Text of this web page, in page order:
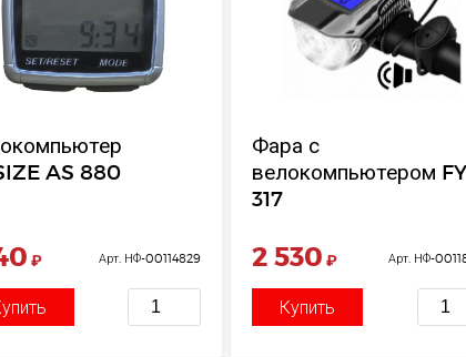
AS 880
₽ Арт. НФ-00114829
Фара с
велокомпьютером
317
2 530 ₽ Арт. НФ-
Купить